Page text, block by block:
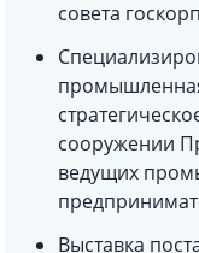
совета
сооружении
ведущих
Выставка